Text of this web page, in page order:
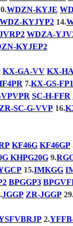
WDZN-KYJE
WDZ-KYJYP2 14.
WDZA-
KYJEP2
KX-GA-VV KX-
7.KX-GS-
VPVPR SC-H-FFR
ZR-SC-G-VVP 16.
KF46G KF46GP
KHPG20G 9.
15.IMKGG
BPGGP3
JGGP ZR-JGGP
2.